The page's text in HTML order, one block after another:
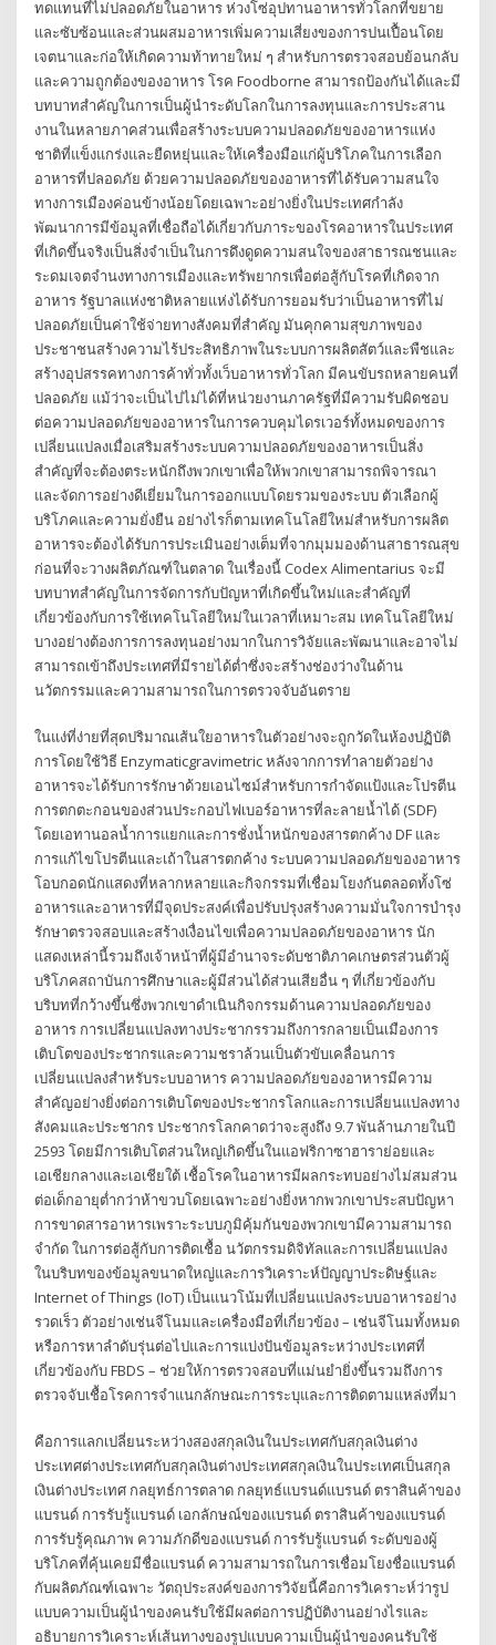
ทดแทนที่ไม่ปลอดภัยในอาหาร ห่วงโซ่อุปทานอาหารทั่วโลกที่ขยาย
และซับซ้อนและส่วนผสมอาหารเพิ่มความเสี่ยงของการปนเปื้อนโดย
เจตนาและก่อให้เกิดความท้าทายใหม่ ๆ สำหรับการตรวจสอบย้อนกลับ
และความถูกต้องของอาหาร โรค Foodborne สามารถป้องกันได้และมี
บทบาทสำคัญในการเป็นผู้นำระดับโลกในการลงทุนและการประสาน
งานในหลายภาคส่วนเพื่อสร้างระบบความปลอดภัยของอาหารแห่ง
ชาติที่แข็งแกร่งและยืดหยุ่นและให้เครื่องมือแก่ผู้บริโภคในการเลือก
อาหารที่ปลอดภัย ด้วยความปลอดภัยของอาหารที่ได้รับความสนใจ
ทางการเมืองค่อนข้างน้อยโดยเฉพาะอย่างยิ่งในประเทศกำลัง
พัฒนาการมีข้อมูลที่เชื่อถือได้เกี่ยวกับภาระของโรคอาหารในประเทศ
ที่เกิดขึ้นจริงเป็นสิ่งจำเป็นในการดึงดูดความสนใจของสาธารณชนและ
ระดมเจตจำนงทางการเมืองและทรัพยากรเพื่อต่อสู้กับโรคที่เกิดจาก
อาหาร รัฐบาลแห่งชาติหลายแห่งได้รับการยอมรับว่าเป็นอาหารที่ไม่
ปลอดภัยเป็นค่าใช้จ่ายทางสังคมที่สำคัญ มันคุกคามสุขภาพของ
ประชาชนสร้างความไร้ประสิทธิภาพในระบบการผลิตสัตว์และพืชและ
สร้างอุปสรรคทางการค้าทั่วทั้งเว็บอาหารทั่วโลก มีคนขับรถหลายคนที่
ปลอดภัย แม้ว่าจะเป็นไปไม่ได้ที่หน่วยงานภาครัฐที่มีความรับผิดชอบ
ต่อความปลอดภัยของอาหารในการควบคุมไดรเวอร์ทั้งหมดของการ
เปลี่ยนแปลงเมื่อเสริมสร้างระบบความปลอดภัยของอาหารเป็นสิ่ง
สำคัญที่จะต้องตระหนักถึงพวกเขาเพื่อให้พวกเขาสามารถพิจารณา
และจัดการอย่างดีเยี่ยมในการออกแบบโดยรวมของระบบ ตัวเลือกผู้
บริโภคและความยั่งยืน อย่างไรก็ตามเทคโนโลยีใหม่สำหรับการผลิต
อาหารจะต้องได้รับการประเมินอย่างเต็มที่จากมุมมองด้านสาธารณสุข
ก่อนที่จะวางผลิตภัณฑ์ในตลาด ในเรื่องนี้ Codex Alimentarius จะมี
บทบาทสำคัญในการจัดการกับปัญหาที่เกิดขึ้นใหม่และสำคัญที่
เกี่ยวข้องกับการใช้เทคโนโลยีใหม่ในเวลาที่เหมาะสม เทคโนโลยีใหม่
บางอย่างต้องการการลงทุนอย่างมากในการวิจัยและพัฒนาและอาจไม่
สามารถเข้าถึงประเทศที่มีรายได้ต่ำซึ่งจะสร้างช่องว่างในด้าน
นวัตกรรมและความสามารถในการตรวจจับอันตราย
ในแง่ที่ง่ายที่สุดปริมาณเส้นใยอาหารในตัวอย่างจะถูกวัดในห้องปฏิบัติ
การโดยใช้วิธี Enzymaticgravimetric หลังจากการทำลายตัวอย่าง
อาหารจะได้รับการรักษาด้วยเอนไซม์สำหรับการกำจัดแป้งและโปรตีน
การตกตะกอนของส่วนประกอบไฟเบอร์อาหารที่ละลายน้ำได้ (SDF)
โดยเอทานอลน้ำการแยกและการชั่งน้ำหนักของสารตกค้าง DF และ
การแก้ไขโปรตีนและเถ้าในสารตกค้าง ระบบความปลอดภัยของอาหาร
โอบกอดนักแสดงที่หลากหลายและกิจกรรมที่เชื่อมโยงกันตลอดทั้งโซ่
อาหารและอาหารที่มีจุดประสงค์เพื่อปรับปรุงสร้างความมั่นใจการบำรุง
รักษาตรวจสอบและสร้างเงื่อนไขเพื่อความปลอดภัยของอาหาร นัก
แสดงเหล่านี้รวมถึงเจ้าหน้าที่ผู้มีอำนาจระดับชาติภาคเกษตรส่วนตัวผู้
บริโภคสถาบันการศึกษาและผู้มีส่วนได้ส่วนเสียอื่น ๆ ที่เกี่ยวข้องกับ
บริบทที่กว้างขึ้นซึ่งพวกเขาดำเนินกิจกรรมด้านความปลอดภัยของ
อาหาร การเปลี่ยนแปลงทางประชากรรวมถึงการกลายเป็นเมืองการ
เติบโตของประชากรและความชราล้วนเป็นตัวขับเคลื่อนการ
เปลี่ยนแปลงสำหรับระบบอาหาร ความปลอดภัยของอาหารมีความ
สำคัญอย่างยิ่งต่อการเติบโตของประชากรโลกและการเปลี่ยนแปลงทาง
สังคมและประชากร ประชากรโลกคาดว่าจะสูงถึง 9.7 พันล้านภายในปี
2593 โดยมีการเติบโตส่วนใหญ่เกิดขึ้นในแอฟริกาซาฮาราย่อยและ
เอเชียกลางและเอเชียใต้ เชื้อโรคในอาหารมีผลกระทบอย่างไม่สมส่วน
ต่อเด็กอายุต่ำกว่าห้าขวบโดยเฉพาะอย่างยิ่งหากพวกเขาประสบปัญหา
การขาดสารอาหารเพราะระบบภูมิคุ้มกันของพวกเขามีความสามารถ
จำกัด ในการต่อสู้กับการติดเชื้อ นวัตกรรมดิจิทัลและการเปลี่ยนแปลง
ในบริบทของข้อมูลขนาดใหญ่และการวิเคราะห์ปัญญาประดิษฐ์และ
Internet of Things (IoT) เป็นแนวโน้มที่เปลี่ยนแปลงระบบอาหารอย่าง
รวดเร็ว ตัวอย่างเช่นจีโนมและเครื่องมือที่เกี่ยวข้อง – เช่นจีโนมทั้งหมด
หรือการหาลำดับรุ่นต่อไปและการแบ่งปันข้อมูลระหว่างประเทศที่
เกี่ยวข้องกับ FBDS – ช่วยให้การตรวจสอบที่แม่นยำยิ่งขึ้นรวมถึงการ
ตรวจจับเชื้อโรคการจำแนกลักษณะการระบุและการติดตามแหล่งที่มา
คือการแลกเปลี่ยนระหว่างสองสกุลเงินในประเทศกับสกุลเงินต่าง
ประเทศต่างประเทศกับสกุลเงินต่างประเทศสกุลเงินในประเทศเป็นสกุล
เงินต่างประเทศ กลยุทธ์การตลาด กลยุทธ์แบรนด์แบรนด์ ตราสินค้าของ
แบรนด์ การรับรู้แบรนด์ เอกลักษณ์ของแบรนด์ ตราสินค้าของแบรนด์
การรับรู้คุณภาพ ความภักดีของแบรนด์ การรับรู้แบรนด์ ระดับของผู้
บริโภคที่คุ้นเคยมีชื่อแบรนด์ ความสามารถในการเชื่อมโยงชื่อแบรนด์
กับผลิตภัณฑ์เฉพาะ วัตถุประสงค์ของการวิจัยนี้คือการวิเคราะห์ว่ารูป
แบบความเป็นผู้นำของคนรับใช้มีผลต่อการปฏิบัติงานอย่างไรและ
อธิบายการวิเคราะห์เส้นทางของรูปแบบความเป็นผู้นำของคนรับใช้